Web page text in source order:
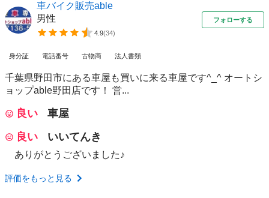
車バイク販売able
男性
4.9(34)
フォローする
身分証 電話番号 古物商 法人書類
千葉県野田市にある車屋も買いに来る車屋です^_^ オートシ
ョップable野田店です！ 営...
良い
車屋
良い
いいてんき
ありがとうございました♪
評価をもっと見る